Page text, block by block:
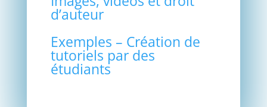
d’auteur
Exemples – Création de
tutoriels par des
étudiants